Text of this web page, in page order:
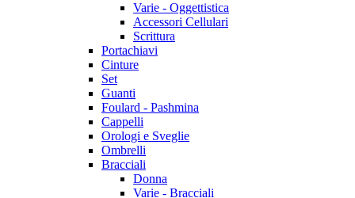
Varie - Oggettistica
Accessori Cellulari
Scrittura
Portachiavi
Cinture
Set
Guanti
Foulard - Pashmina
Cappelli
Orologi e Sveglie
Ombrelli
Bracciali
Donna
Varie - Bracciali